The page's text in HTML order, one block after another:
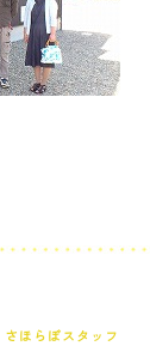
さほらぼスタッフ